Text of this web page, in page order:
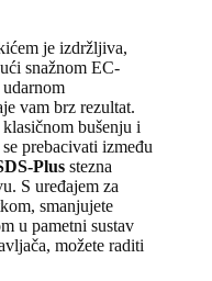
je izdržljiva,
snažnom EC-
vam brz rezultat.
bušenju i
prebacivati ​​između
Plus stezna
S uređajem za
smanjujete
u pametni sustav
možete raditi